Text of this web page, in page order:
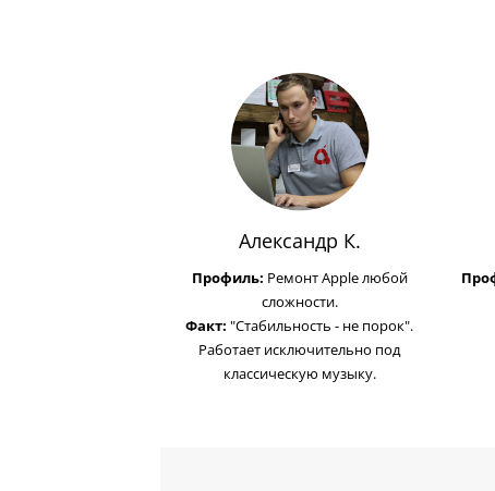
Александр К.
Профиль: Ремонт Apple любой
сложности.
Факт: "Стабильность - не порок".
Работает исключительно под
классическую музыку.